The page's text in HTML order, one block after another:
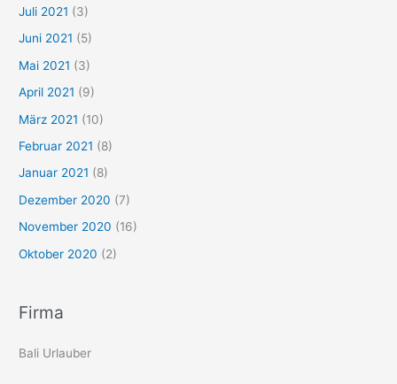
Juli 2021 (3)
Juni 2021 (5)
Mai 2021 (3)
April 2021 (9)
März 2021 (10)
Februar 2021 (8)
Januar 2021 (8)
Dezember 2020 (7)
November 2020 (16)
Oktober 2020 (2)
Firma
Bali Urlauber